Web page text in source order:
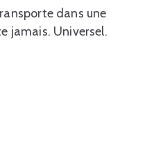
dans une
jamais. Universel.